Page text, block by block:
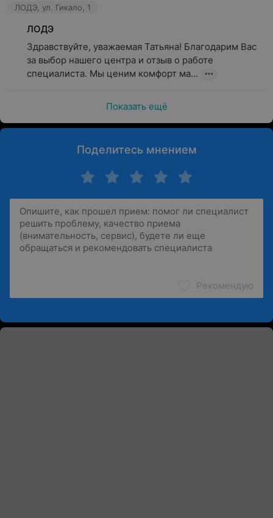
ЛОДЭ, ул. Гикало, 1
ЛОДЭ
Здравствуйте, уважаемая Татьяна! Благодарим Вас
за выбор нашего центра и отзыв о работе
специалиста. Мы ценим комфорт ма...
Показать ещё
Поделитесь мнением
Рекомендую